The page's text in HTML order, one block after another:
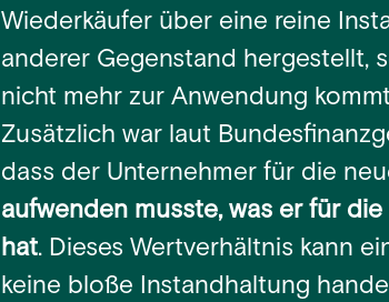
Wiederkäufer über eine reine
anderer Gegenstand hergestellt,
nicht mehr zur Anwendung
Zusätzlich war laut
dass der Unternehmer für die
aufwenden musste, was er für
hat. Dieses Wertverhältnis kann
keine bloße Instandhaltung